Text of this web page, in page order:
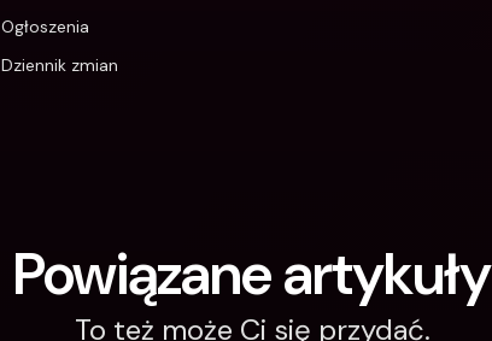
Ogłoszenia
Dziennik zmian
Powiązane artykuły
To też może Ci się przydać.